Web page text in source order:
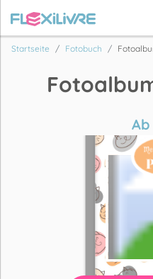
Startseite Fotobuch
Ab